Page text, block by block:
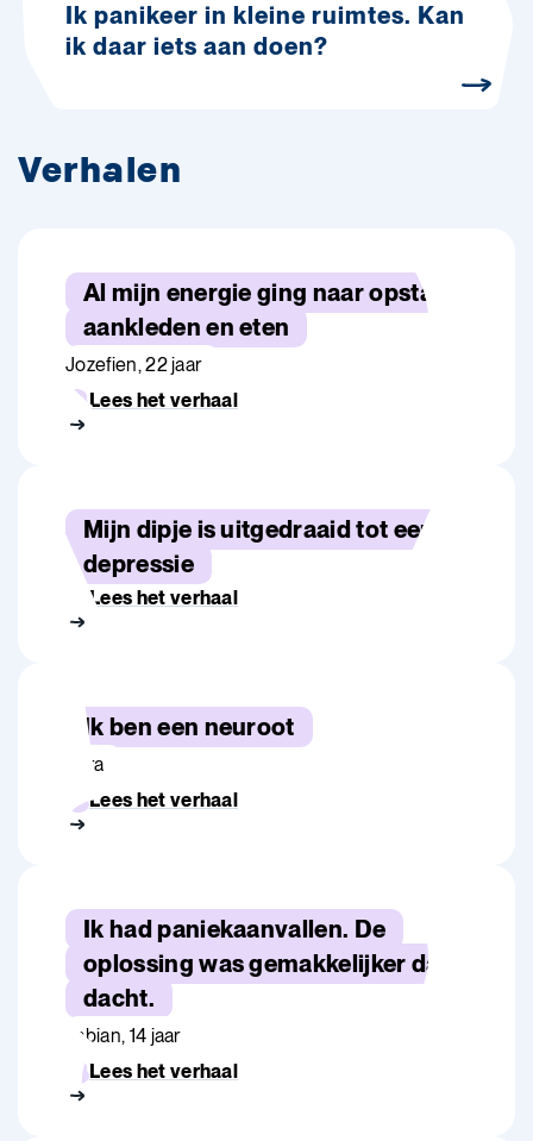
Ik panikeer in kleine ruimtes. Kan
ik daar iets aan doen?
Verhalen
Al mijn energie ging naar opstaan,
aankleden en eten
Jozefien, 22 jaar
Lees het verhaal
Mijn dipje is uitgedraaid tot een
depressie
Lees het verhaal
Ik ben een neuroot
Sara
Lees het verhaal
Ik had paniekaanvallen. De
oplossing was gemakkelijker dan ik
dacht.
Fabian, 14 jaar
Lees het verhaal